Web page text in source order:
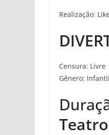
Realização:
Censura: Livre
Gênero: Infantil
Teatro